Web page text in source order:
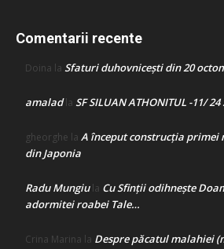
Comentarii recente
Doina la Sfaturi duhovnicești din 20
amaladla SF SILUAN ATHONITUL -11/ 24
gheorghe la A început construcţia
din Japonia
Radu Mungiula Cu Sfinții odihnește
adormitei roabei Tale…
Crina Marina la Despre păcatul malahiei